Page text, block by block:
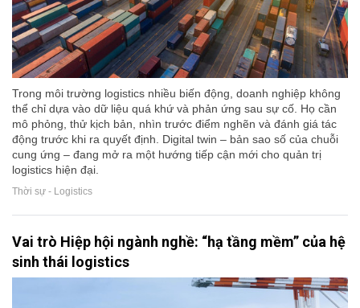
Trong môi trường logistics nhiều biến động, doanh nghiệp không
thể chỉ dựa vào dữ liệu quá khứ và phản ứng sau sự cố. Họ cần
mô phỏng, thử kịch bản, nhìn trước điểm nghẽn và đánh giá tác
động trước khi ra quyết định. Digital twin – bản sao số của chuỗi
cung ứng – đang mở ra một hướng tiếp cận mới cho quản trị
logistics hiện đại.
Thời sự - Logistics
Vai trò Hiệp hội ngành nghề: “hạ tầng mềm” của hệ
sinh thái logistics